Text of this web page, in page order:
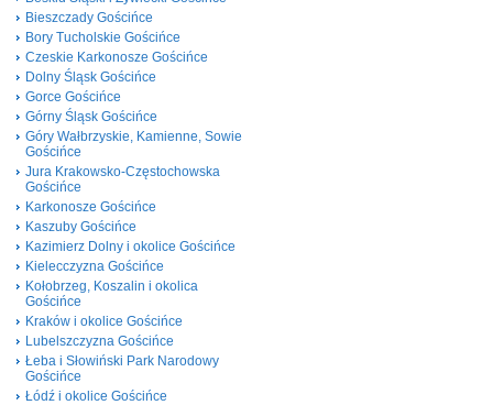
Bieszczady Gościńce
Bory Tucholskie Gościńce
Czeskie Karkonosze Gościńce
Dolny Śląsk Gościńce
Gorce Gościńce
Górny Śląsk Gościńce
Góry Wałbrzyskie, Kamienne, Sowie
Gościńce
Jura Krakowsko-Częstochowska
Gościńce
Karkonosze Gościńce
Kaszuby Gościńce
Kazimierz Dolny i okolice Gościńce
Kielecczyzna Gościńce
Kołobrzeg, Koszalin i okolica
Gościńce
Kraków i okolice Gościńce
Lubelszczyzna Gościńce
Łeba i Słowiński Park Narodowy
Gościńce
Łódź i okolice Gościńce